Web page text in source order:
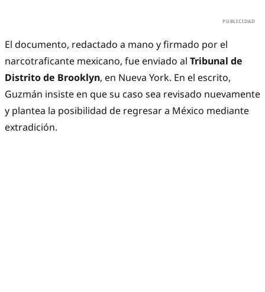
El documento, redactado a mano y firmado por el
narcotraficante mexicano, fue enviado al Tribunal de
Distrito de Brooklyn, en Nueva York. En el escrito,
Guzmán insiste en que su caso sea revisado nuevamente
y plantea la posibilidad de regresar a México mediante
extradición.